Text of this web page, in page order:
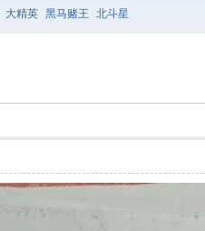
大精英 黑马赌王 北斗星